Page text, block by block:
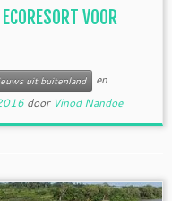
VOOR
uit buitenland
en
door Vinod Nandoe